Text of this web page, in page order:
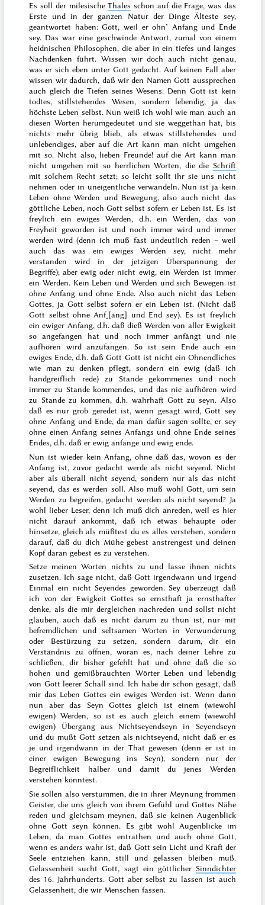
Es soll der milesischeThales schon auf die Frage, was das
Erste und in der ganzen Natur der Dinge Älteste sey,
geantwortet haben:Gott, weil er ohn’ Anfang und Ende
sey. Das war eine geschwinde Antwort, zumal von einem
heidnischen Philosophen, die aber in ein tiefes und langes
Nachdenken führt. Wissen wir doch auch nicht genau,
was er sich eben unter Gott gedacht. Auf keinen Fall aber
wissen wir dadurch, daß wir den Namen Gott aussprechen
auch gleich die Tiefen seines Wesens. Denn Gott ist kein
todtes, stillstehendes Wesen, sondern lebendig, ja das
höchste Leben selbst. Nun weiß ich wohl wie man auch an
diesen Worten herumgedeutet und sie weggethan hat, bis
nichts mehr übrig blieb, als etwas stillstehendes und
unlebendiges,aber auf die Art kann man nicht umgehen
mit so. Nicht also, lieben Freunde! auf die Art kann man
nicht umgehen mit so herrlichen Worten, die die Schrift
mit solchem Recht setzt; so leicht sollt ihr sie uns nicht
nehmen oder in uneigentliche verwandeln. Nun ist ja kein
Leben ohne Werden und Bewegung, also auch nicht das
göttliche Leben, noch Gott selbst sofern er Leben ist. Es ist
freylich ein ewiges Werden, d.h. ein Werden, das von
Freyheit geworden ist und noch immer wird und immer
werden wird (denn ich muß fast undeutlich reden – weil
auch das was ein ewiges Werden sey, nicht mehr
verstanden wird in der jetzigen Überspannung der
Begriffe); aber ewig oder nicht ewig, ein Werden ist immer
ein Werden. Kein Leben und Werden und sich Bewegen ist
ohne Anfang und ohne Ende. Also auch nicht das Leben
Gottes, ja Gott selbst sofern er ein Leben ist. (Nicht daß
Gott selbst ohne Anf˖[ang] und End sey). Es ist freylich
ein ewiger Anfang, d.h. daß dieß Werden von aller Ewigkeit
so angefangen hat und noch immer anfängt und nie
aufhören wird anzufangen. So ist sein Ende auch ein
ewiges Ende, d.h.daß Gott Gott ist nicht ein Ohnendliches
wie man zu denken pflegt, sondern ein ewig (daß ich
handgreiflich rede) zu Stande gekommenes und noch
immer zu Stande kommendes, und das nie aufhören wird
zu Stande zu kommen,d.h. wahrhaft Gott zu seyn. Also
daß es nur grob geredet ist, wenn gesagt wird, Gott sey
ohne Anfang und Ende, da man dafür sagen sollte, er sey
ohne einen Anfang seines Anfangs und ohne Ende seines
Endes, d.h. daß er ewig anfange und ewig ende.
Nun ist wieder kein Anfang, ohne daß das, wovon es der
Anfang ist, zuvor gedacht werde als nicht seyend. Nicht
aber als überall nicht seyend, sondern nur als das nicht
seyend, das es werden soll. Also muß wohl Gott, um sein
Werden zu begreifen, gedacht werden als nicht seyend? Ja
wohl lieber Leser, denn ich muß dich anreden, weil es hier
nicht darauf ankommt, daß ich etwas behaupte oder
hinsetze, gleich als müßtest du es alles verstehen, sondern
darauf, daß du dich Mühe gebest anstrengest und deinen
Kopf daran gebest es zu verstehen.
Setze meinen Worten nichts zu und lasse ihnen nichts
zusetzen. Ich sage nicht, daß Gott irgendwann und irgend
Einmal ein nicht Seyendes geworden. Sey überzeugt daß
ich von der Ewigkeit Gottes so ernsthaft ja ernsthafter
denke, als die mir dergleichen nachreden und sollst nicht
glauben, auch daß es nicht darum zu thun ist, nur mit
befremdlichen und seltsamen Worten in Verwunderung
oder Bestürzung zu setzen, sondern darum, dir ein
Verständnis zu öffnen, woran es, nach deiner Lehre zu
schließen, dir bisher gefehlt hat und ohne daß die so
hohen und gemißbrauchten Wörter Leben und lebendig
von Gott leerer Schall sind. Ich habe dir schon gesagt, daß
mir das Leben Gottes ein ewiges Werden ist. Wenn dann
nun aber das Seyn Gottes gleich ist einem (wiewohl
ewigen) Werden, so ist es auch gleich einem (wiewohl
ewigen) Übergang aus Nichtseyendseyn in Seyendseyn
und du mußt Gott setzen als nichtseyend, nicht daß er es
je und irgendwann in der That gewesen (denn er ist in
einer ewigen Bewegung ins Seyn), sondern nur der
Begreiflichkeit halber und damit du jenes Werden
verstehen könntest.
Sie sollen also verstummen, die in ihrer Meynung frommen
Geister, die uns gleich von ihrem Gefühl und Gottes Nähe
reden und gleichsam meynen, daß sie keinen Augenblick
ohne Gott seyn können. Es gibt wohl Augenblicke im
Leben, da man Gottes entrathen und auch ohne Gott,
wenn es anders wahr ist, daß Gott sein Licht und Kraft der
Seele entziehen kann, still und gelassen bleiben muß.
Gelassenheit sucht Gott, sagt ein göttlicher Sinndichter
des 16. Jahrhunderts. Gott aber selbst zu lassen ist auch
Gelassenheit, die wir Menschen fassen.